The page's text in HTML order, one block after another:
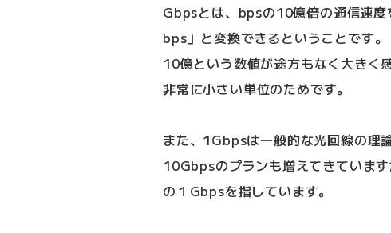
Gbpsとは、bpsの10億倍の通信速
bps」と変換できるということです。
10億という数値が途方もなく大きく
非常に小さい単位のためです。
また、1Gbpsは一般的な光回線の理
10Gbpsのプランも増えてきていま
の１Gbpsを指しています。